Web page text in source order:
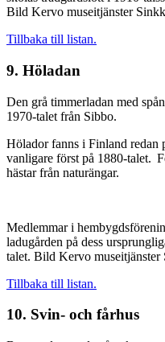
Bild Kervo museitjänster
Tillbaka till listan.
9. Höladan
Den grå timmerladan med
1970-talet från Sibbo.
Hölador fanns i Finland redan
vanligare först på 1880-talet.
hästar från naturängar.
Medlemmar i
ladugården på dess
talet. Bild Kervo museitjänster
Tillbaka till listan.
10. Svin- och fårhus